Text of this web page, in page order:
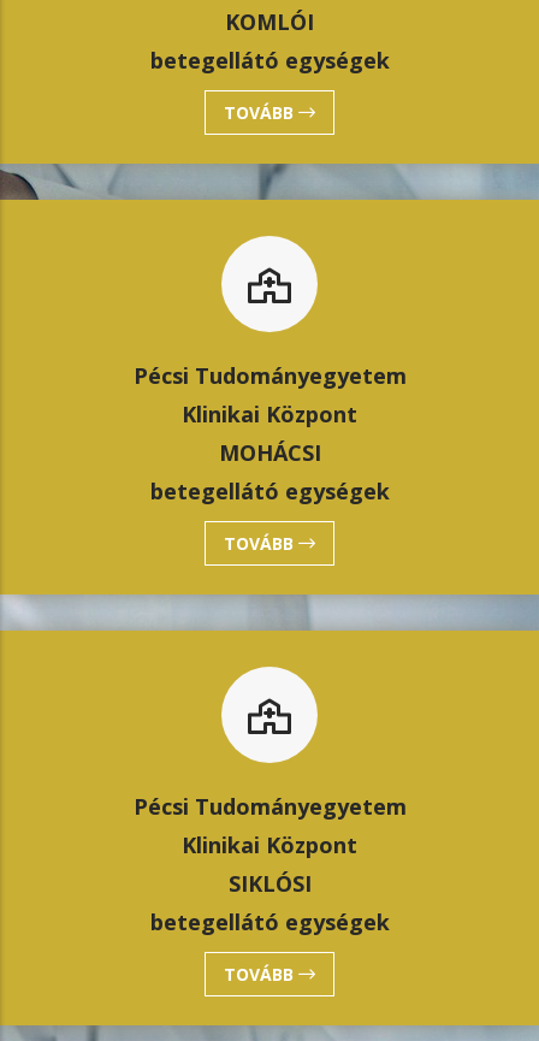
KOMLÓI
betegellátó egységek
TOVÁBB
Pécsi Tudományegyetem
Klinikai Központ
MOHÁCSI
betegellátó egységek
TOVÁBB
Pécsi Tudományegyetem
Klinikai Központ
SIKLÓSI
betegellátó egységek
TOVÁBB